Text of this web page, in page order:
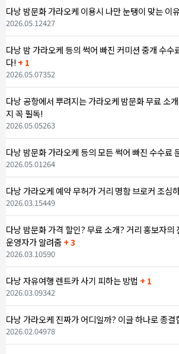
다낭 밤문화 가라오케 이용시 나만 눈탱이 맞는 이
2026.05.12427
다낭 밤 가라오케 등의 썩어 빠진 커미션 중개 수수
다! + 1
2026.05.07352
다낭 공항에서 뿌려지는 가라오케 밤문화 무료 소
지 꼭 필독!
2026.05.05263
다낭 밤문화 가라오케 등의 모든 썩어 빠진 수수료
2026.05.01264
다낭 가라오케 예약 무허가 거리 명함 브로커 조심
2026.03.15449
다낭 밤문화 가격 할인? 무료 소개? 거리 홍보자의
운영자가 알려줌+ 3
2026.03.10590
다낭 자유여행 렌트카 사기 피하는 방법 + 1
2026.03.09342
다낭 가라오케 진짜가 어디일까? 이글 하나로 종결
2026.02.04978